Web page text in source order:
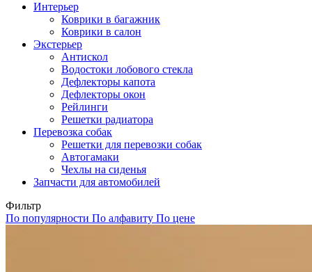
Интерьер
Коврики в багажник
Коврики в салон
Экстерьер
Антискол
Водостоки лобового стекла
Дефлекторы капота
Дефлекторы окон
Рейлинги
Решетки радиатора
Перевозка собак
Решетки для перевозки собак
Автогамаки
Чехлы на сиденья
Запчасти для автомобилей
Фильтр
По популярности По алфавиту По цене